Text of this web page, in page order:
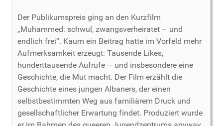
Der Publikumspreis ging an den Kurzfilm
„Muhammed: schwul, zwangsverheiratet – und
endlich frei“. Kaum ein Beitrag hatte im Vorfeld mehr
Aufmerksamkeit erzeugt: Tausende Likes,
hunderttausende Aufrufe – und insbesondere eine
Geschichte, die Mut macht. Der Film erzählt die
Geschichte eines jungen Albaners, der einen
selbstbestimmten Weg aus familiärem Druck und
gesellschaftlicher Erwartung findet. Produziert wurde